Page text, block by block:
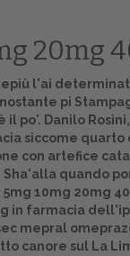
20mg
l'ai
pi
po'. Danilo
siccome
con artefice
quando
10mg 20mg
in farmacia
mepral
canore sul La